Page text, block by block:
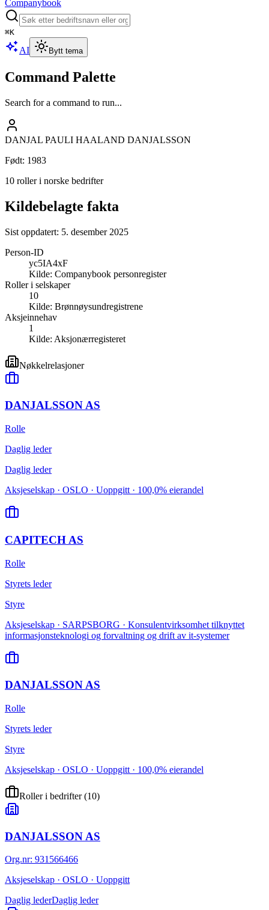
Companybook
⌘K
AI Bytt tema
Command Palette
Search for a command to run...
DANJAL PAULI HAALAND DANJALSSON
Født: 1983
10 roller i norske bedrifter
Kildebelagte fakta
Sist oppdatert: 5. desember 2025
Person-ID
yc5IA4xF
Kilde: Companybook personregister
Roller i selskaper
10
Kilde: Brønnøysundregistrene
Aksjeinnehav
1
Kilde: Aksjonærregisteret
Nøkkelrelasjoner
DANJALSSON AS
Rolle
Daglig leder
Daglig leder
Aksjeselskap · OSLO · Uoppgitt · 100,0% eierandel
CAPITECH AS
Rolle
Styrets leder
Styre
Aksjeselskap · SARPSBORG · Konsulentvirksomhet tilknyttet
informasjonsteknologi og forvaltning og drift av it-systemer
DANJALSSON AS
Rolle
Styrets leder
Styre
Aksjeselskap · OSLO · Uoppgitt · 100,0% eierandel
Roller i bedrifter(10)
DANJALSSON AS
Org.nr: 931566466
Aksjeselskap · OSLO · Uoppgitt
Daglig lederDaglig leder